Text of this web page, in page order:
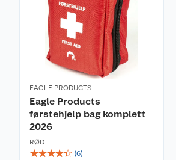
EAGLE PRODUCTS
Eagle Products
førstehjelp bag komplett
2026
RØD
☆☆☆☆☆ (6)